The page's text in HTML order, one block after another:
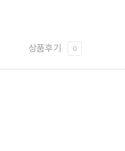
상품후기 0